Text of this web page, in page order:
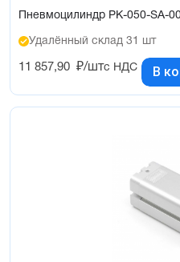
Пневмоцилиндр PK-050-SA-
Удалённый склад 31 шт
11 857,90 ₽/штс НДС В